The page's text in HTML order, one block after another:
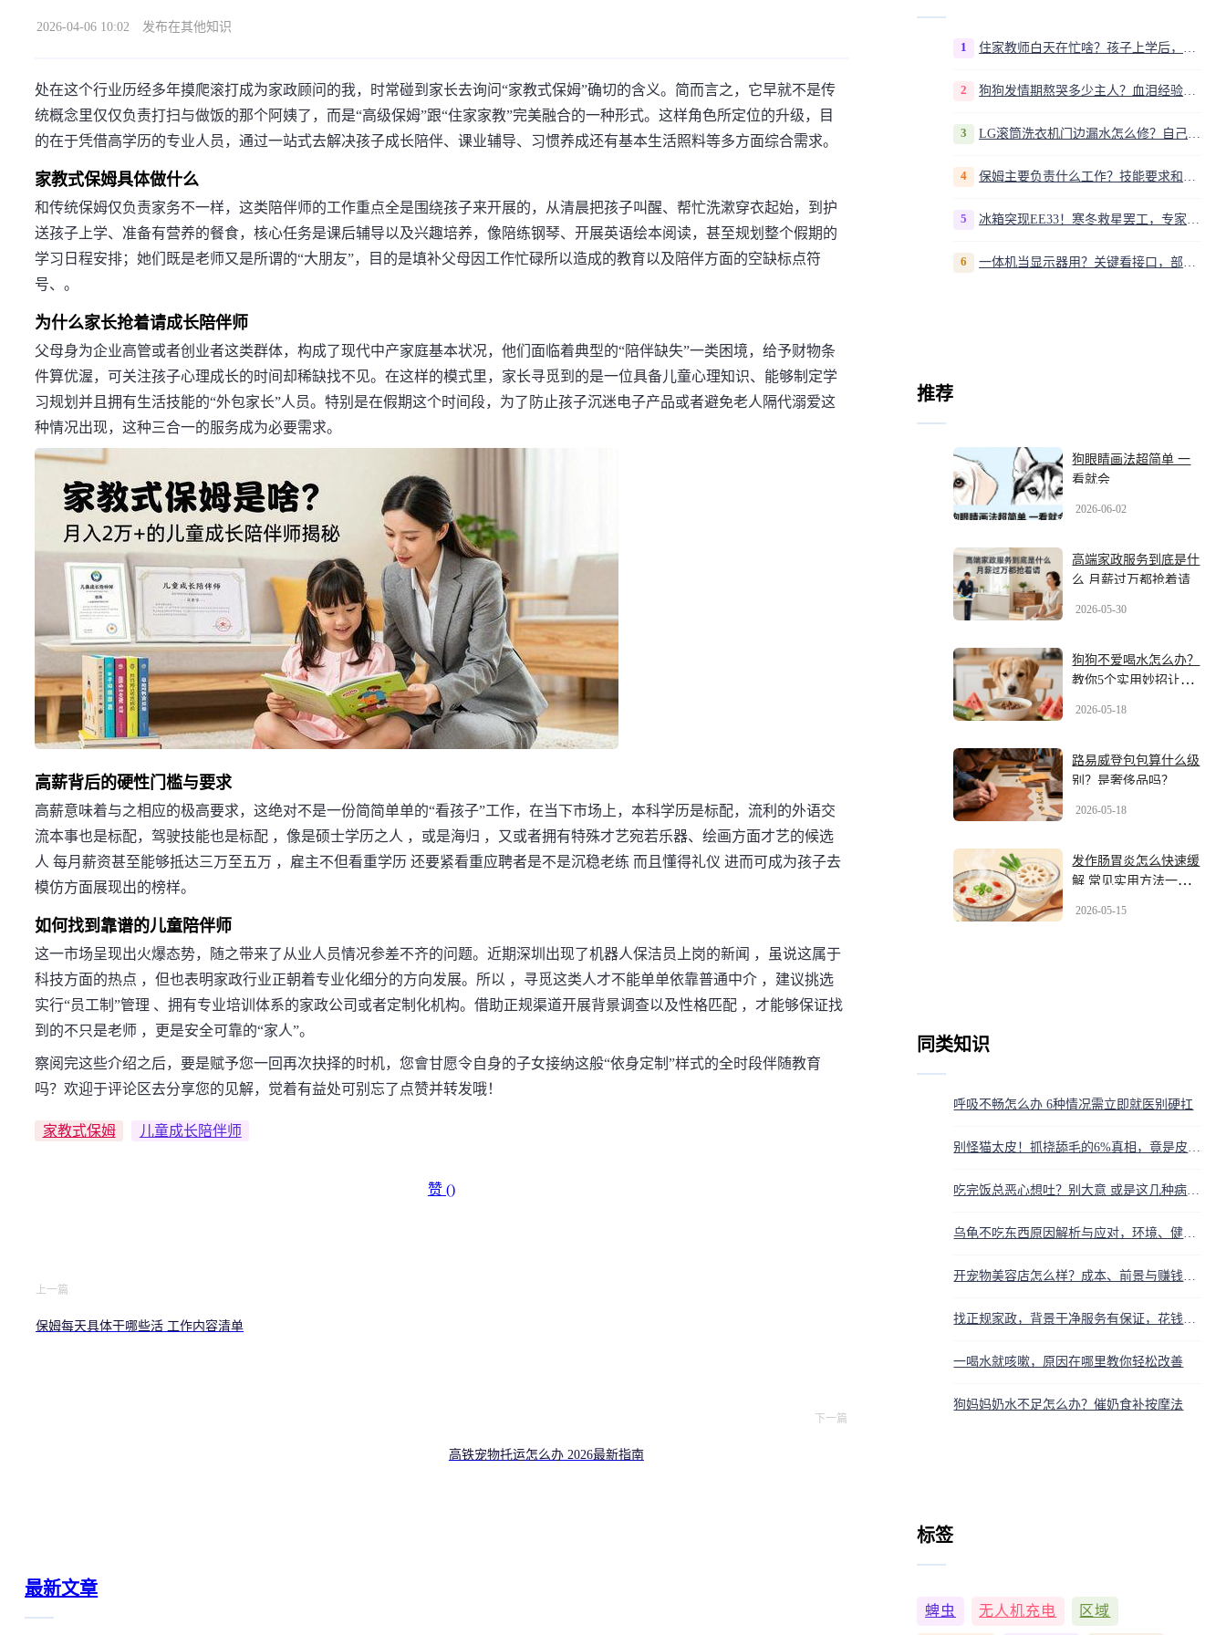
2026-04-06 10:02 发布在其他知识
处在这个行业历经多年摸爬滚打成为家政顾问的我，时常碰到家长去询问“家教式保姆”确切的含义。简而言之，它早就不是传
统概念里仅仅负责打扫与做饭的那个阿姨了，而是“高级保姆”跟“住家家教”完美融合的一种形式。这样角色所定位的升级，目
的在于凭借高学历的专业人员，通过一站式去解决孩子成长陪伴、课业辅导、习惯养成还有基本生活照料等多方面综合需求。
家教式保姆具体做什么
和传统保姆仅负责家务不一样，这类陪伴师的工作重点全是围绕孩子来开展的，从清晨把孩子叫醒、帮忙洗漱穿衣起始，到护
送孩子上学、准备有营养的餐食，核心任务是课后辅导以及兴趣培养，像陪练钢琴、开展英语绘本阅读，甚至规划整个假期的
学习日程安排；她们既是老师又是所谓的“大朋友”，目的是填补父母因工作忙碌所以造成的教育以及陪伴方面的空缺标点符
号、。
为什么家长抢着请成长陪伴师
父母身为企业高管或者创业者这类群体，构成了现代中产家庭基本状况，他们面临着典型的“陪伴缺失”一类困境，给予财物条
件算优渥，可关注孩子心理成长的时间却稀缺找不见。在这样的模式里，家长寻觅到的是一位具备儿童心理知识、能够制定学
习规划并且拥有生活技能的“外包家长”人员。特别是在假期这个时间段，为了防止孩子沉迷电子产品或者避免老人隔代溺爱这
种情况出现，这种三合一的服务成为必要需求。
高薪背后的硬性门槛与要求
高薪意味着与之相应的极高要求，这绝对不是一份简简单单的“看孩子”工作，在当下市场上，本科学历是标配，流利的外语交
流本事也是标配，驾驶技能也是标配 ，像是硕士学历之人 ，或是海归 ，又或者拥有特殊才艺宛若乐器、绘画方面才艺的候选
人 每月薪资甚至能够抵达三万至五万 ，雇主不但看重学历 还要紧看重应聘者是不是沉稳老练 而且懂得礼仪 进而可成为孩子去
模仿方面展现出的榜样。
如何找到靠谱的儿童陪伴师
这一市场呈现出火爆态势，随之带来了从业人员情况参差不齐的问题。近期深圳出现了机器人保洁员上岗的新闻 ，虽说这属于
科技方面的热点 ，但也表明家政行业正朝着专业化细分的方向发展。所以 ，寻觅这类人才不能单单依靠普通中介 ，建议挑选
实行“员工制”管理 、拥有专业培训体系的家政公司或者定制化机构。借助正规渠道开展背景调查以及性格匹配 ，才能够保证找
到的不只是老师 ，更是安全可靠的“家人”。
察阅完这些介绍之后，要是赋予您一回再次抉择的时机，您會甘愿令自身的子女接纳这般“依身定制”样式的全时段伴随教育
吗？欢迎于评论区去分享您的见解，觉着有益处可别忘了点赞并转发哦！
家教式保姆 儿童成长陪伴师
赞 ()
上一篇
保姆每天具体干哪些活 工作内容清单
下一篇
高铁宠物托运怎么办 2026最新指南
最新文章
1 住家教师白天在忙啥？孩子上学后，我是家庭运营官
2 狗狗发情期熬哭多少主人？血泪经验告诉你，这20多天到底该怎么熬
3 LG滚筒洗衣机门边漏水怎么修？自己动手换密封圈教程视频
4 保姆主要负责什么工作？技能要求和职责解析
5 冰箱突现EE33！寒冬救星罢工，专家揭秘竟是无解故障？
6 一体机当显示器用？关键看接口，部分型号支持
推荐
狗眼睛画法超简单 一
看就会
2026-06-02
高端家政服务到底是什
么 月薪过万都抢着请
2026-05-30
狗狗不爱喝水怎么办？
教你5个实用妙招让狗
2026-05-18
路易威登包包算什么级
别？是奢侈品吗？
2026-05-18
发作肠胃炎怎么快速缓
解 常见实用方法一文
2026-05-15
同类知识
呼吸不畅怎么办 6种情况需立即就医别硬扛
一喝水就咳嗽，原因在哪里教你轻松改善
狗妈妈奶水不足怎么办？催奶食补按摩法
标签
蜱虫 无人机充电 区域